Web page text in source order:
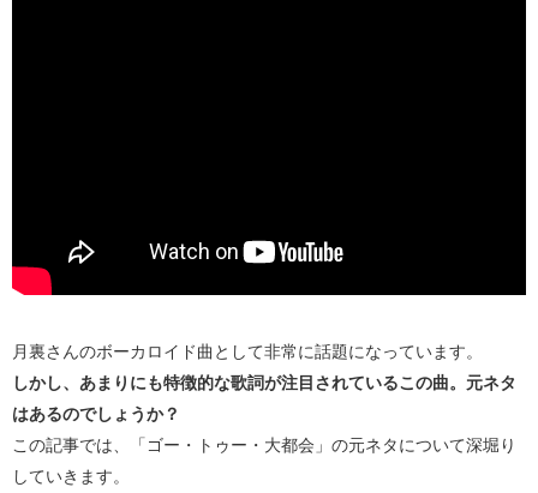
月裏さんのボーカロイド曲として非常に話題になっています。
しかし、あまりにも特徴的な歌詞が注目されているこの曲。元ネタ
はあるのでしょうか？
この記事では、「ゴー・トゥー・大都会」の元ネタについて深堀り
していきます。